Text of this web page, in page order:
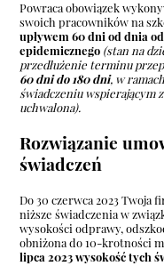
Powraca obowiązek
swoich pracowników na
upływem 60 dni od dnia
epidemicznego (stan na
przedłużenie terminu
60 dni do 180 dni, w
świadczeniu wspierającym
uchwalona).
Rozwiązanie
świadczeń
Do 30 czerwca 2023 Twoja
niższe świadczenia w
wysokości odprawy,
obniżona do 10-krotności
lipca 2023 wysokość tych